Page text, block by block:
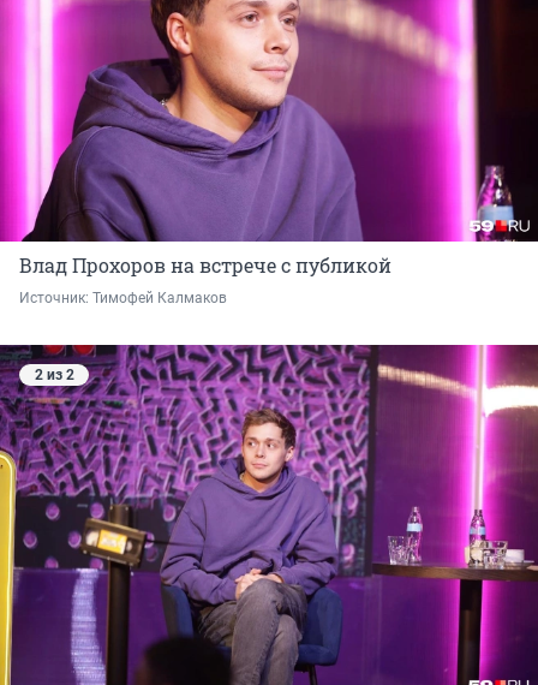
Влад Прохоров на встрече с публикой
Источник: Тимофей Калмаков
2 из 2